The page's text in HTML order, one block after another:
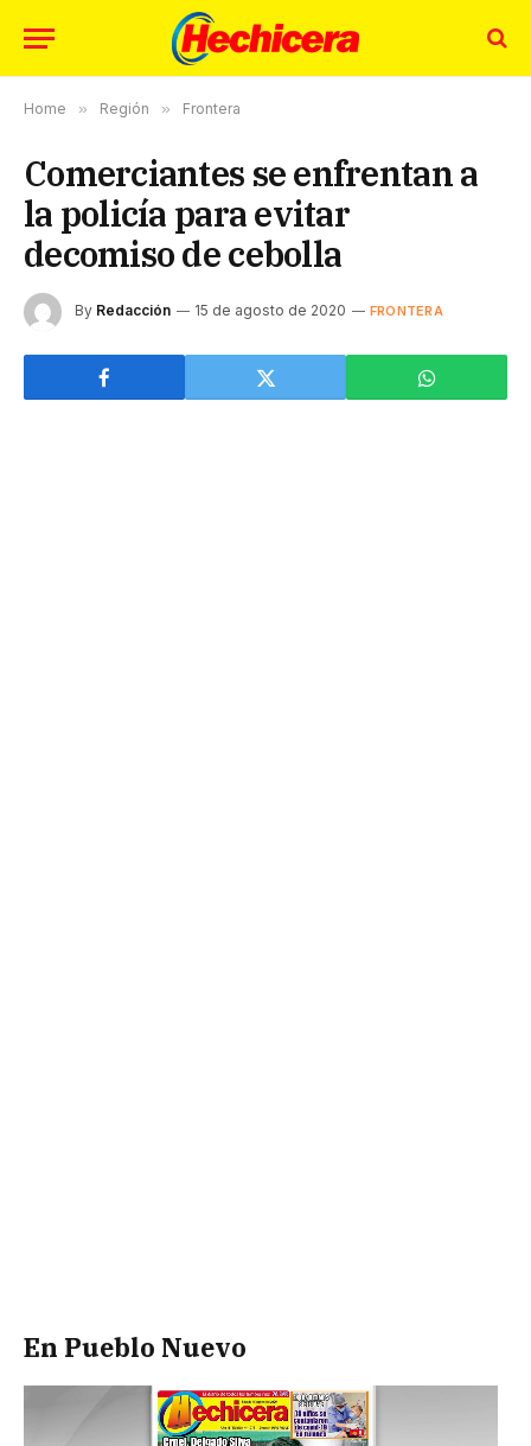
Home » Región » Frontera
Comerciantes se enfrentan a
la policía para evitar
decomiso de cebolla
By Redacción 15 de agosto de 2020 FRONTERA
En Pueblo Nuevo